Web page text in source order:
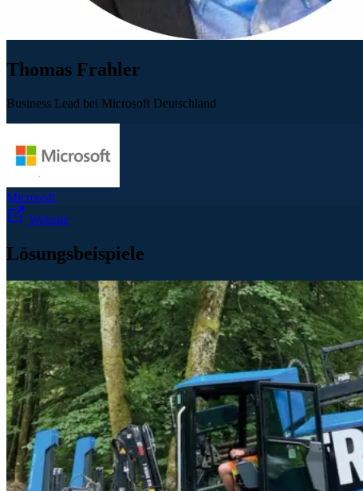
Thomas Frahler
Business Lead bei Microsoft Deutschland
Microsoft
Website
Lösungsbeispiele